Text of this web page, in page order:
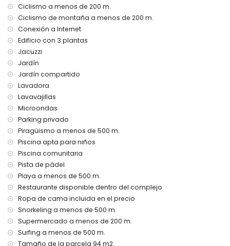
Instalaciones y servicios privados incluidos en el precio del
alquiler
internet (WiFi)
aspiradora y plancha y tabla de planchar
ropa de cama y toallas
calefacción por aire
Instalaciones y servicios comunitarios incluidos en el precio
del alquiler
jacuzzi exterior
Instalaciones / servicios comunitarios con cargo adicional
zona de fitness y pista de pádel
en San Juan de los Terreros, Andalucía
paseo marítimo (a menos de 500 metros de la casa)
parque acuático (Agua Vera) (a menos de 10 kilómetros de
la casa)
Lugares de interés y cultura en San Juan de los Terreros,
Andalucía
castillo, ruina, monumento y lugar histórico (a menos de 5
Ciclismo a menos de 200 m.
Ciclismo de montaña a menos de 200 m.
Conexión a Internet
Edificio con 3 plantas
Jacuzzi
Jardín
Jardín compartido
Lavadora
Lavavajillas
Microondas
Parking privado
Piragüismo a menos de 500 m.
Piscina apta para niños
Piscina comunitaria
Pista de pádel
Playa a menos de 500 m.
Restaurante disponible dentro del complejo
Ropa de cama incluida en el precio
Snorkeling a menos de 500 m.
Supermercado a menos de 200 m.
Surfing a menos de 500 m.
Tamaño de la parcela 94 m2.